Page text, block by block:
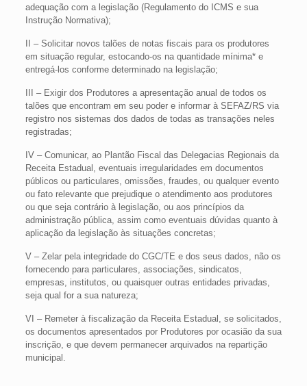
adequação com a legislação (Regulamento do ICMS e sua
Instrução Normativa);
II – Solicitar novos talões de notas fiscais para os produtores
em situação regular, estocando-os na quantidade mínima* e
entregá-los conforme determinado na legislação;
III – Exigir dos Produtores a apresentação anual de todos os
talões que encontram em seu poder e informar à SEFAZ/RS via
registro nos sistemas dos dados de todas as transações neles
registradas;
IV – Comunicar, ao Plantão Fiscal das Delegacias Regionais da
Receita Estadual, eventuais irregularidades em documentos
públicos ou particulares, omissões, fraudes, ou qualquer evento
ou fato relevante que prejudique o atendimento aos produtores
ou que seja contrário à legislação, ou aos princípios da
administração pública, assim como eventuais dúvidas quanto à
aplicação da legislação às situações concretas;
V – Zelar pela integridade do CGC/TE e dos seus dados, não os
fornecendo para particulares, associações, sindicatos,
empresas, institutos, ou quaisquer outras entidades privadas,
seja qual for a sua natureza;
VI – Remeter à fiscalização da Receita Estadual, se solicitados,
os documentos apresentados por Produtores por ocasião da sua
inscrição, e que devem permanecer arquivados na repartição
municipal.